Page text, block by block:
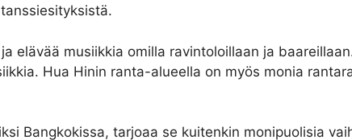
elävää musiikkia omilla ravintoloillaan ja
Hua Hinin ranta-alueella on myös monia
Bangkokissa, tarjoaa se kuitenkin monipuolisia